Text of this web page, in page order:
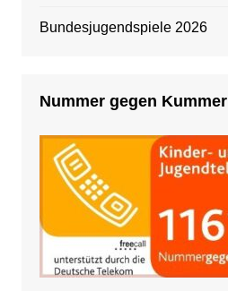
Bundesjugendspiele 2026
Nummer gegen Kummer